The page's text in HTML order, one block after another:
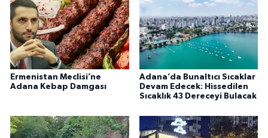
Ermenistan Meclisi’ne
Adana Kebap Damgası
Adana’da Bunaltıcı Sıcaklar
Devam Edecek: Hissedilen
Sıcaklık 43 Dereceyi Bulacak